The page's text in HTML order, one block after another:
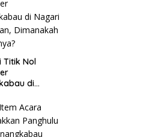
Titik Nol
di
Lokasi